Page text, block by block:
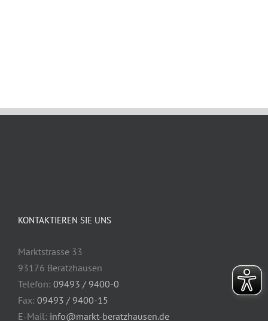
KONTAKTIEREN SIE UNS
Marktstrasse 33
93176 Beratzhausen
Telefon: 09493 / 9400-0
Fax: 09493 / 9400-15
E-Mail: info@markt-beratzhausen.de